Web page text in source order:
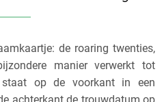
de roaring twenties,
manier verwerkt tot
op de voorkant in een